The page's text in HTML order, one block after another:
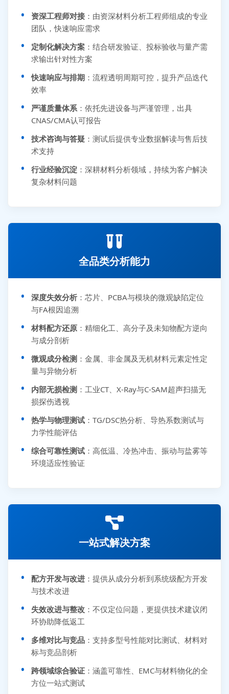
资深工程师对接 ：由资深材料分析工程师组成的专业
团队，快速响应需求
定制化解决方案 ：结合研发验证、投标验收与量产需
求输出针对性方案
快速响应与排期 ：流程透明周期可控，提升产品迭代
效率
严谨质量体系 ：依托先进设备与严谨管理，出具
CNAS/CMA认可报告
技术咨询与答疑 ：测试后提供专业数据解读与售后技
术支持
行业经验沉淀 ：深耕材料分析领域，持续为客户解决
复杂材料问题
全品类分析能力
深度失效分析 ：芯片、PCBA与模块的微观缺陷定位
与FA根因追溯
材料配方还原 ：精细化工、高分子及未知物配方逆向
与成分剖析
微观成分检测 ：金属、非金属及无机材料元素定性定
量与异物分析
内部无损检测 ：工业CT、X-Ray与C-SAM超声扫描无
损探伤透视
热学与物理测试 ：TG/DSC热分析、导热系数测试与
力学性能评估
综合可靠性测试 ：高低温、冷热冲击、振动与盐雾等
环境适应性验证
一站式解决方案
配方开发与改进 ：提供从成分分析到系统级配方开发
与技术改进
失效改进与整改 ：不仅定位问题，更提供技术建议闭
环协助降低返工
多维对比与竞品 ：支持多型号性能对比测试、材料对
标与竞品剖析
跨领域综合验证 ：涵盖可靠性、EMC与材料物化的全
方位一站式测试